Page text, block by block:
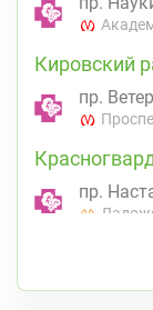
Кировский
пр.
пр.